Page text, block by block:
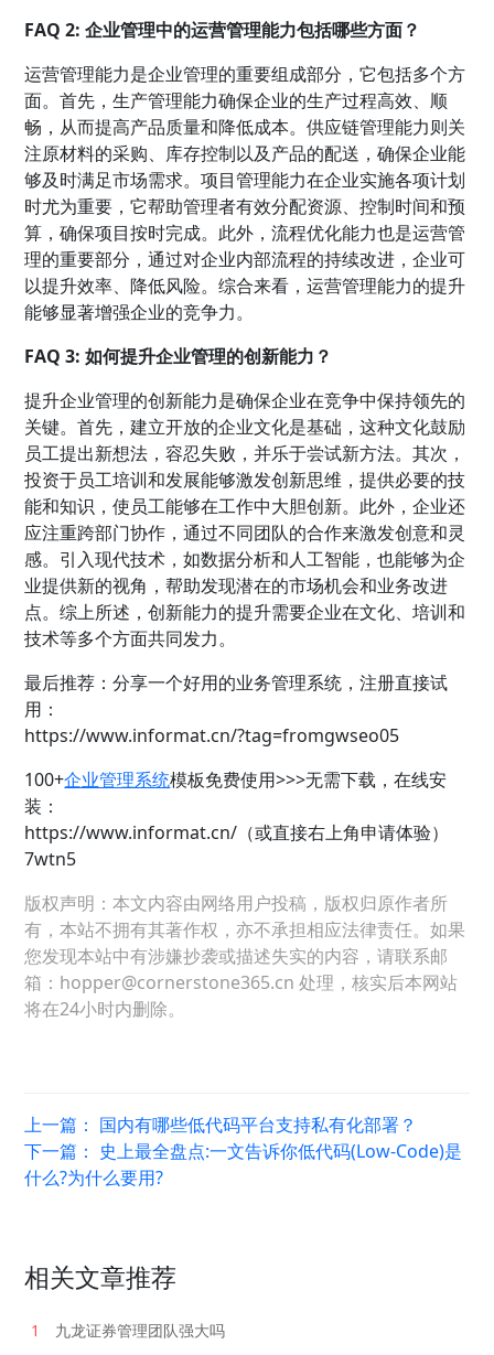
FAQ 2: 企业管理中的运营管理能力包括哪些方面？
运营管理能力是企业管理的重要组成部分，它包括多个方
面。首先，生产管理能力确保企业的生产过程高效、顺
畅，从而提高产品质量和降低成本。供应链管理能力则关
注原材料的采购、库存控制以及产品的配送，确保企业能
够及时满足市场需求。项目管理能力在企业实施各项计划
时尤为重要，它帮助管理者有效分配资源、控制时间和预
算，确保项目按时完成。此外，流程优化能力也是运营管
理的重要部分，通过对企业内部流程的持续改进，企业可
以提升效率、降低风险。综合来看，运营管理能力的提升
能够显著增强企业的竞争力。
FAQ 3: 如何提升企业管理的创新能力？
提升企业管理的创新能力是确保企业在竞争中保持领先的
关键。首先，建立开放的企业文化是基础，这种文化鼓励
员工提出新想法，容忍失败，并乐于尝试新方法。其次，
投资于员工培训和发展能够激发创新思维，提供必要的技
能和知识，使员工能够在工作中大胆创新。此外，企业还
应注重跨部门协作，通过不同团队的合作来激发创意和灵
感。引入现代技术，如数据分析和人工智能，也能够为企
业提供新的视角，帮助发现潜在的市场机会和业务改进
点。综上所述，创新能力的提升需要企业在文化、培训和
技术等多个方面共同发力。
最后推荐：分享一个好用的业务管理系统，注册直接试
用：
https://www.informat.cn/?tag=fromgwseo05
100+企业管理系统模板免费使用>>>无需下载，在线安
装：
https://www.informat.cn/（或直接右上角申请体验）
7wtn5
版权声明：本文内容由网络用户投稿，版权归原作者所
有，本站不拥有其著作权，亦不承担相应法律责任。如果
您发现本站中有涉嫌抄袭或描述失实的内容，请联系邮
箱：hopper@cornerstone365.cn 处理，核实后本网站
将在24小时内删除。
上一篇： 国内有哪些低代码平台支持私有化部署？
下一篇： 史上最全盘点:一文告诉你低代码(Low-Code)是
什么?为什么要用?
相关文章推荐
1 九龙证券管理团队强大吗